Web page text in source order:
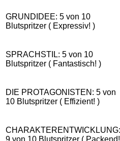
GRUNDIDEE: 5 von 10
Blutspritzer ( Expressiv! )
SPRACHSTIL: 5 von 10
Blutspritzer ( Fantastisch! )
DIE PROTAGONISTEN: 5 von
10 Blutspritzer ( Effizient! )
CHARAKTERENTWICKLUNG:
9 von 10 Blutspritzer ( Packend!